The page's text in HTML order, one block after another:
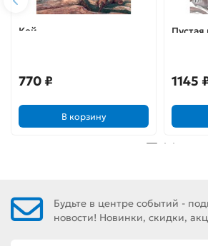
Кей
770 ₽
В корзину
Пустая
1145
Будьте в центре событий -
новости! Новинки, скидки,